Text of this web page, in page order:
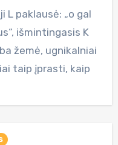
išmintingasis K
žemė, ugnikalniai
taip įprasti, kaip